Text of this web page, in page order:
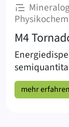
M4
M4 Tornado:
mehr erfahren